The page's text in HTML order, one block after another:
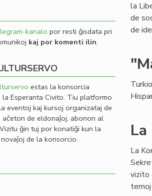
la
de
de
La
vizito
kanalo por resti ĝisdata pri
kaj por komenti ilin.
estas la konsorcia
la Esperanta Civito. Tiu platformo
eventoj kaj kursoj organizataj de
de eldonaĵoj, abonon al
ĝin tuj por konatiĝi kun la
de la konsorcio.